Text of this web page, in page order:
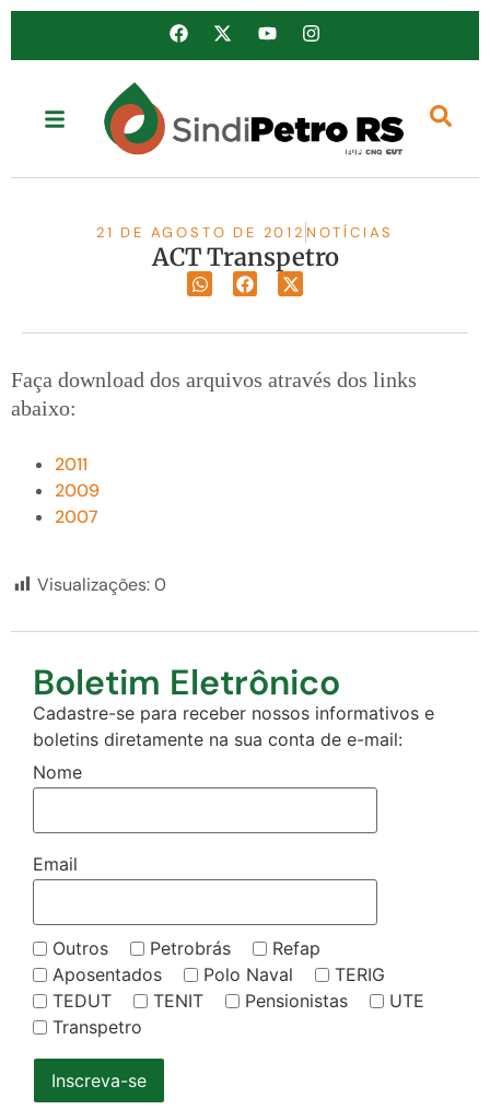
21 DE AGOSTO DE 2012 NOTÍCIAS
ACT Transpetro
Faça download dos arquivos através dos links
abaixo:
2011
2009
2007
Visualizações:0
Boletim Eletrônico
Cadastre-se para receber nossos informativos e
boletins diretamente na sua conta de e-mail:
Nome
Email
Outros Petrobrás
Refap
Aposentados
Polo Naval
TERIG
TEDUT
TENIT Pensionistas
UTE
Transpetro
Inscreva-se